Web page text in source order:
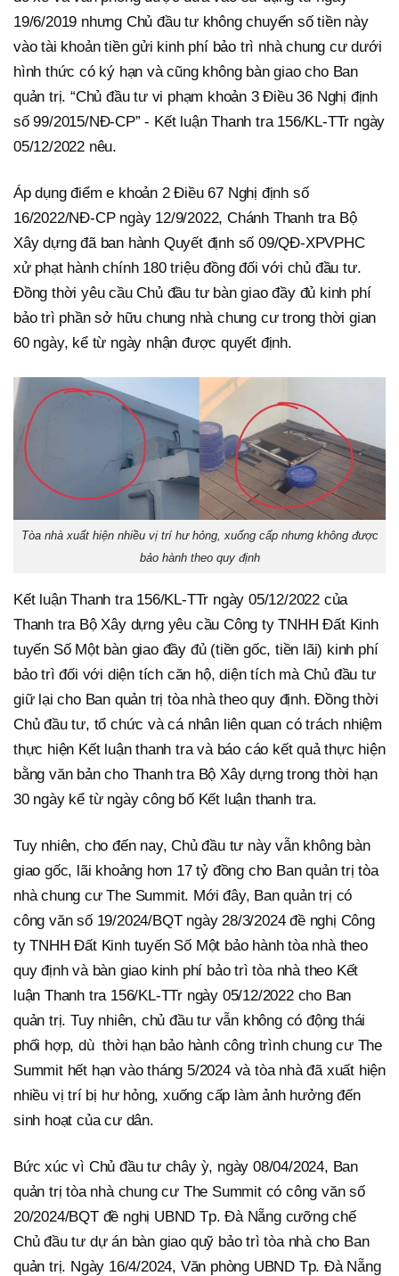
19/6/2019 nhưng Chủ đầu tư không chuyển số tiền này
vào tài khoản tiền gửi kinh phí bảo trì nhà chung cư dưới
hình thức có ký hạn và cũng không bàn giao cho Ban
quản trị. “Chủ đầu tư vi phạm khoản 3 Điều 36 Nghị định
số 99/2015/NĐ-CP” - Kết luận Thanh tra 156/KL-TTr ngày
05/12/2022 nêu.
Áp dụng điểm e khoản 2 Điều 67 Nghị định số
16/2022/NĐ-CP ngày 12/9/2022, Chánh Thanh tra Bộ
Xây dựng đã ban hành Quyết định số 09/QĐ-XPVPHC
xử phạt hành chính 180 triệu đồng đối với chủ đầu tư.
Đồng thời yêu cầu Chủ đầu tư bàn giao đầy đủ kinh phí
bảo trì phần sở hữu chung nhà chung cư trong thời gian
60 ngày, kể từ ngày nhận được quyết định.
Tòa nhà xuất hiện nhiều vị trí hư hỏng, xuống cấp nhưng không được
bảo hành theo quy định
Kết luận Thanh tra 156/KL-TTr ngày 05/12/2022 của
Thanh tra Bộ Xây dựng yêu cầu Công ty TNHH Đất Kinh
tuyến Số Một bàn giao đầy đủ (tiền gốc, tiền lãi) kinh phí
bảo trì đối với diện tích căn hộ, diện tích mà Chủ đầu tư
giữ lại cho Ban quản trị tòa nhà theo quy định. Đồng thời
Chủ đầu tư, tổ chức và cá nhân liên quan có trách nhiệm
thực hiện Kết luận thanh tra và báo cáo kết quả thực hiện
bằng văn bản cho Thanh tra Bộ Xây dựng trong thời hạn
30 ngày kể từ ngày công bố Kết luận thanh tra.
Tuy nhiên, cho đến nay, Chủ đầu tư này vẫn không bàn
giao gốc, lãi khoảng hơn 17 tỷ đồng cho Ban quản trị tòa
nhà chung cư The Summit. Mới đây, Ban quản trị có
công văn số 19/2024/BQT ngày 28/3/2024 đề nghị Công
ty TNHH Đất Kinh tuyến Số Một bảo hành tòa nhà theo
quy định và bàn giao kinh phí bảo trì tòa nhà theo Kết
luận Thanh tra 156/KL-TTr ngày 05/12/2022 cho Ban
quản trị. Tuy nhiên, chủ đầu tư vẫn không có động thái
phối hợp, dù thời hạn bảo hành công trình chung cư The
Summit hết hạn vào tháng 5/2024 và tòa nhà đã xuất hiện
nhiều vị trí bị hư hỏng, xuống cấp làm ảnh hưởng đến
sinh hoạt của cư dân.
Bức xúc vì Chủ đầu tư chây ỳ, ngày 08/04/2024, Ban
quản trị tòa nhà chung cư The Summit có công văn số
20/2024/BQT đề nghị UBND Tp. Đà Nẵng cưỡng chế
Chủ đầu tư dự án bàn giao quỹ bảo trì tòa nhà cho Ban
quản trị. Ngày 16/4/2024, Văn phòng UBND Tp. Đà Nẵng